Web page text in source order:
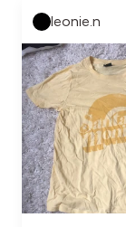
leonie.n